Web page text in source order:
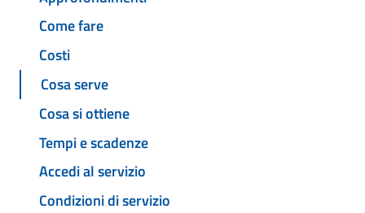
Come fare
Costi
Cosa serve
Cosa si ottiene
Tempi e scadenze
Accedi al servizio
Condizioni di servizio